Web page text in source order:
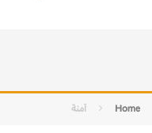
Home آمنة